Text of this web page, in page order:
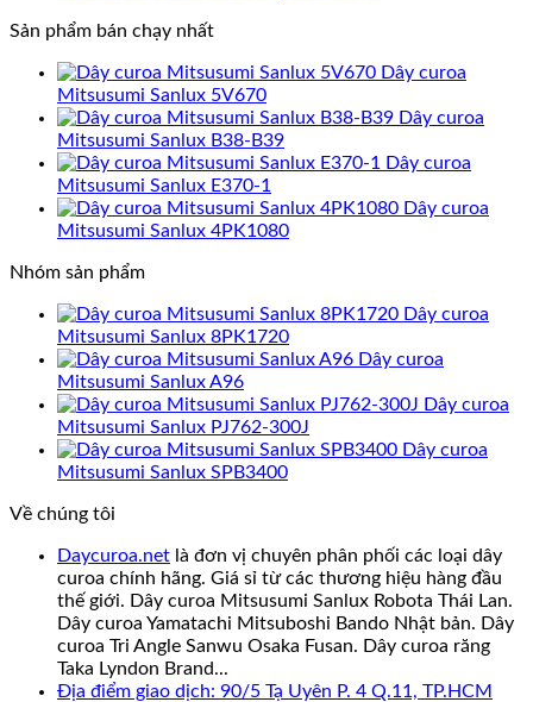
Sản phẩm bán chạy nhất
Dây curoa
Mitsusumi Sanlux 5V670
Dây curoa
Mitsusumi Sanlux B38-B39
Dây curoa
Mitsusumi Sanlux E370-1
Dây curoa
Mitsusumi Sanlux 4PK1080
Nhóm sản phẩm
Dây curoa
Mitsusumi Sanlux 8PK1720
Dây curoa
Mitsusumi Sanlux A96
Dây curoa
Mitsusumi Sanlux PJ762-300J
Dây curoa
Mitsusumi Sanlux SPB3400
Về chúng tôi
Daycuroa.net là đơn vị chuyên phân phối các loại dây
curoa chính hãng. Giá sỉ từ các thương hiệu hàng đầu
thế giới. Dây curoa Mitsusumi Sanlux Robota Thái Lan.
Dây curoa Yamatachi Mitsuboshi Bando Nhật bản. Dây
curoa Tri Angle Sanwu Osaka Fusan. Dây curoa răng
Taka Lyndon Brand...
Địa điểm giao dịch: 90/5 Tạ Uyên P. 4 Q.11, TP.HCM